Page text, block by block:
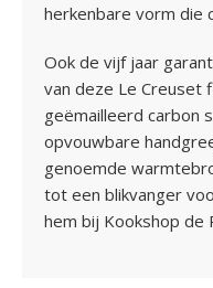
herkenbare vorm die
Ook de vijf jaar
van deze Le Creuset
geëmailleerd carbon
opvouwbare
genoemde
tot een blikvanger
hem bij Kookshop de